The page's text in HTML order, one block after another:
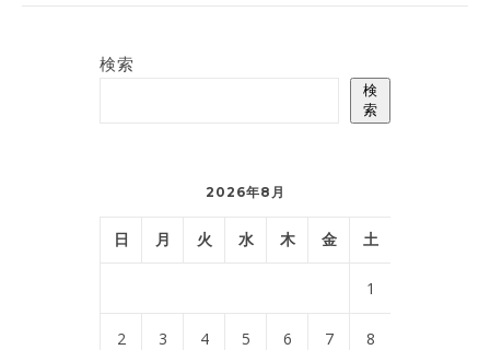
検索
検
索
2026年8月
日 月 火 水 木 金 土
1
2 3 4 5 6 7 8